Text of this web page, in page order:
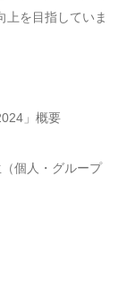
上を目指していま
」概要
個人・グループ